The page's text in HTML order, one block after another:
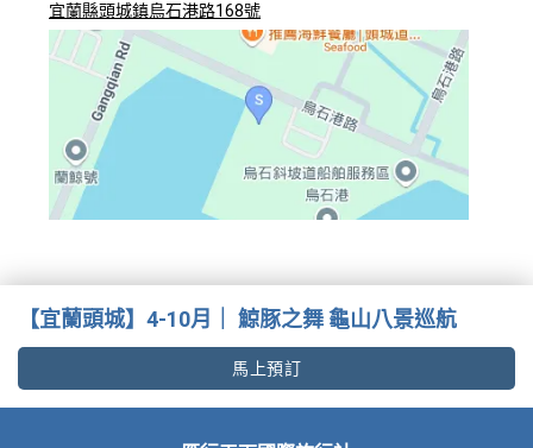
宜蘭縣頭城鎮烏石港路168號
【宜蘭頭城】4-10月｜ 鯨豚之舞 龜山八景巡航
馬上預訂